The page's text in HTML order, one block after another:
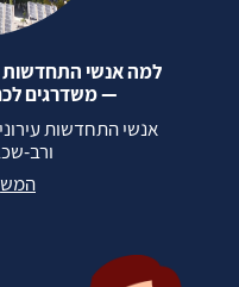
למה אנשי התחדשות
— משדרגים לכם
אנשי התחדשות